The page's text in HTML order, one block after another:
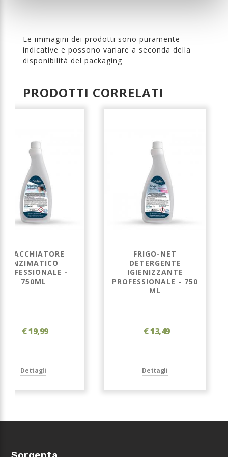
Le immagini dei prodotti sono puramente
indicative e possono variare a seconda della
disponibilità del packaging
PRODOTTI CORRELATI
SMACCHIATORE
ENZIMATICO
-
750ML
€ 19,99
Dettagli
FRIGO-NET
DETERGENTE
IGIENIZZANTE
PROFESSIONALE - 750
ML
€ 13,49
Dettagli